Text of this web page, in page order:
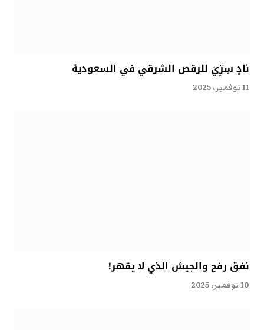
نادٍ سِرِّيّ للرقص الشرقي في السعودية
11 نوفمبر، 2025
نفق رفح والجيش الذي لا يقهر!
10 نوفمبر، 2025